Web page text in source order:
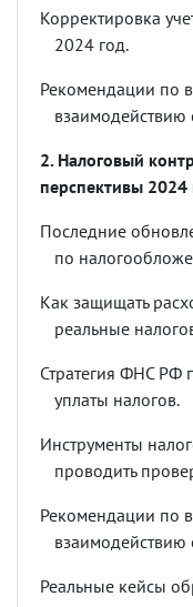
Корректировка
2024 год.
Рекомендации по
2. Налоговый
перспективы 2024
Последние
по
Как защищать
реальные
Стратегия ФНС РФ
уплаты налогов.
Инструменты
проводить
Рекомендации по
Реальные кейсы